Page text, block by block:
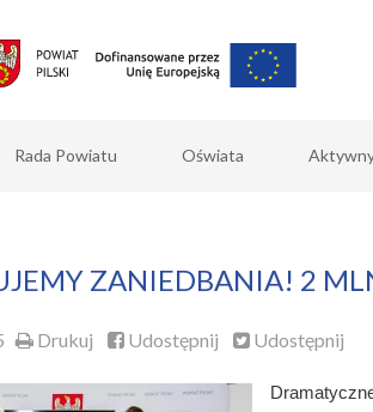
Rada Powiatu Oświata
ZANIEDBANIA! 2
Drukuj Udostępnij Udostępnij